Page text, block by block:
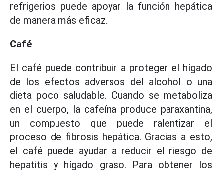
refrigerios puede apoyar la función hepática
de manera más eficaz.
Café
El café puede contribuir a proteger el hígado
de los efectos adversos del alcohol o una
dieta poco saludable. Cuando se metaboliza
en el cuerpo, la cafeína produce paraxantina,
un compuesto que puede ralentizar el
proceso de fibrosis hepática. Gracias a esto,
el café puede ayudar a reducir el riesgo de
hepatitis y hígado graso. Para obtener los